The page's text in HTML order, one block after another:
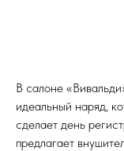
В салоне
идеальный наряд,
сделает день
предлагает